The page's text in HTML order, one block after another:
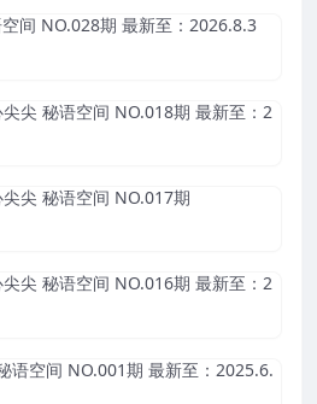
间 NO.028期 最新至：2026.8.3
尖 秘语空间 NO.018期 最新至：2
尖 秘语空间 NO.017期
尖 秘语空间 NO.016期 最新至：2
语空间 NO.001期 最新至：2025.6.